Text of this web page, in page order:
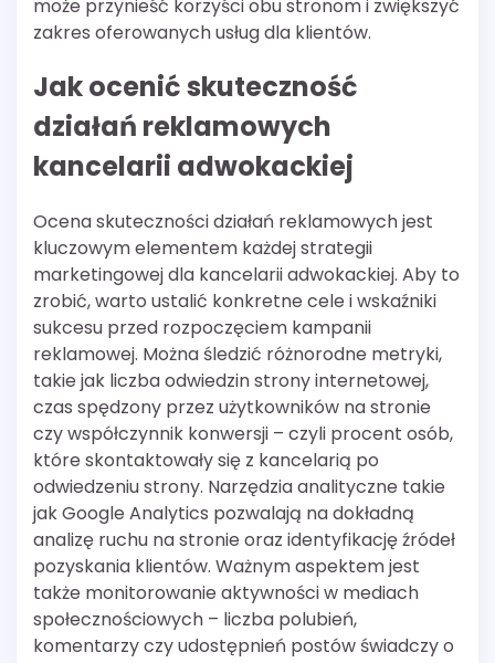
może przynieść korzyści obu stronom i zwiększyć
zakres oferowanych usług dla klientów.
Jak ocenić skuteczność
działań reklamowych
kancelarii adwokackiej
Ocena skuteczności działań reklamowych jest
kluczowym elementem każdej strategii
marketingowej dla kancelarii adwokackiej. Aby to
zrobić, warto ustalić konkretne cele i wskaźniki
sukcesu przed rozpoczęciem kampanii
reklamowej. Można śledzić różnorodne metryki,
takie jak liczba odwiedzin strony internetowej,
czas spędzony przez użytkowników na stronie
czy współczynnik konwersji – czyli procent osób,
które skontaktowały się z kancelarią po
odwiedzeniu strony. Narzędzia analityczne takie
jak Google Analytics pozwalają na dokładną
analizę ruchu na stronie oraz identyfikację źródeł
pozyskania klientów. Ważnym aspektem jest
także monitorowanie aktywności w mediach
społecznościowych – liczba polubień,
komentarzy czy udostępnień postów świadczy o